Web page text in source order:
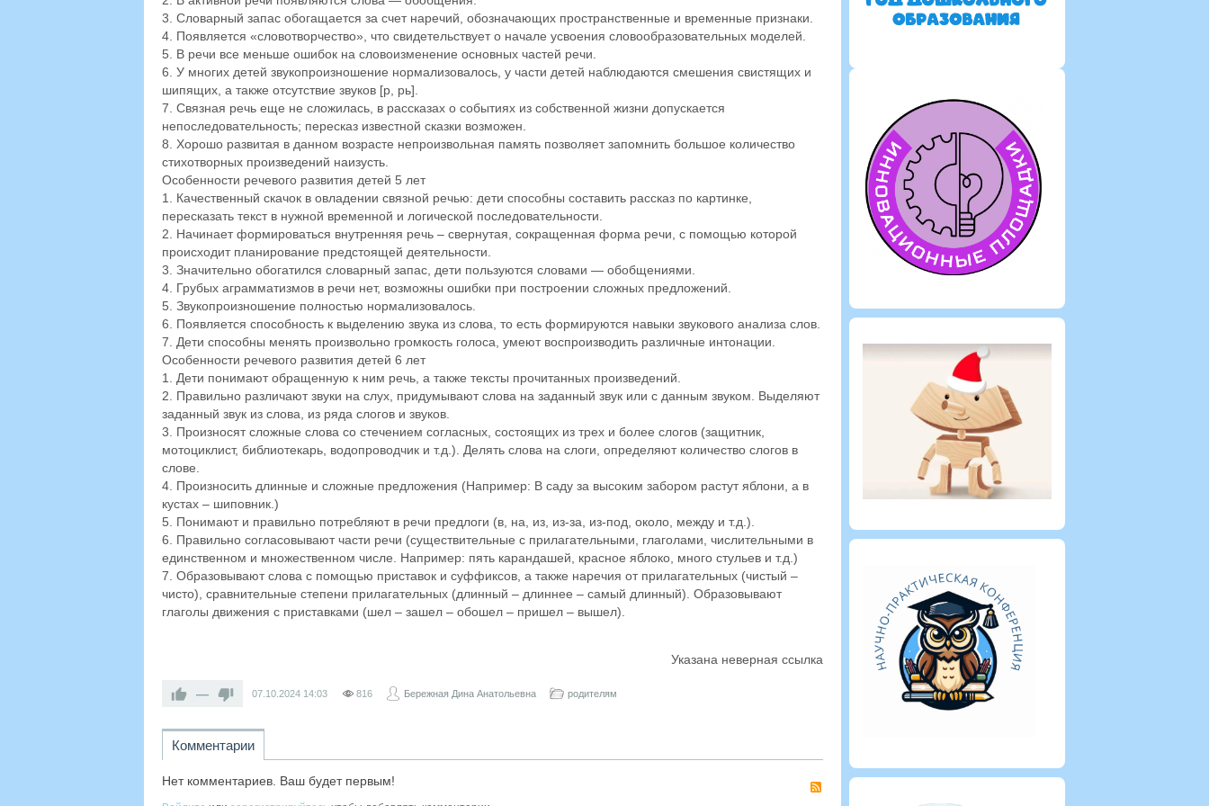
3. Словарный запас обогащается за счет наречий, обозначающих пространственные и временные признаки.
4. Появляется «словотворчество», что свидетельствует о начале усвоения словообразовательных моделей.
5. В речи все меньше ошибок на словоизменение основных частей речи.
6. У многих детей звукопроизношение нормализовалось, у части детей наблюдаются смешения свистящих и
шипящих, а также отсутствие звуков [р, рь].
7. Связная речь еще не сложилась, в рассказах о событиях из собственной жизни допускается
непоследовательность; пересказ известной сказки возможен.
8. Хорошо развитая в данном возрасте непроизвольная память позволяет запомнить большое количество
стихотворных произведений наизусть.
Особенности речевого развития детей 5 лет
1. Качественный скачок в овладении связной речью: дети способны составить рассказ по картинке,
пересказать текст в нужной временной и логической последовательности.
2. Начинает формироваться внутренняя речь – свернутая, сокращенная форма речи, с помощью которой
происходит планирование предстоящей деятельности.
3. Значительно обогатился словарный запас, дети пользуются словами — обобщениями.
4. Грубых аграмматизмов в речи нет, возможны ошибки при построении сложных предложений.
5. Звукопроизношение полностью нормализовалось.
6. Появляется способность к выделению звука из слова, то есть формируются навыки звукового анализа слов.
7. Дети способны менять произвольно громкость голоса, умеют воспроизводить различные интонации.
Особенности речевого развития детей 6 лет
1. Дети понимают обращенную к ним речь, а также тексты прочитанных произведений.
2. Правильно различают звуки на слух, придумывают слова на заданный звук или с данным звуком. Выделяют
заданный звук из слова, из ряда слогов и звуков.
3. Произносят сложные слова со стечением согласных, состоящих из трех и более слогов (защитник,
мотоциклист, библиотекарь, водопроводчик и т.д.). Делять слова на слоги, определяют количество слогов в
слове.
4. Произносить длинные и сложные предложения (Например: В саду за высоким забором растут яблони, а в
кустах – шиповник.)
5. Понимают и правильно потребляют в речи предлоги (в, на, из, из-за, из-под, около, между и т.д.).
6. Правильно согласовывают части речи (существительные с прилагательными, глаголами, числительными в
единственном и множественном числе. Например: пять карандашей, красное яблоко, много стульев и т.д.)
7. Образовывают слова с помощью приставок и суффиксов, а также наречия от прилагательных (чистый –
чисто), сравнительные степени прилагательных (длинный – длиннее – самый длинный). Образовывают
глаголы движения с приставками (шел – зашел – обошел – пришел – вышел).
Указана неверная ссылка
— 07.10.2024 14:03 816 Бережная Дина Анатольевна родителям
Комментарии
RSS
Нет комментариев. Ваш будет первым!